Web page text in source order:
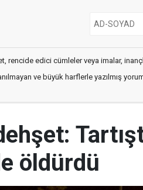
rencide edici cümleler veya imalar,
ve büyük harflerle yazılmış
öldürdü